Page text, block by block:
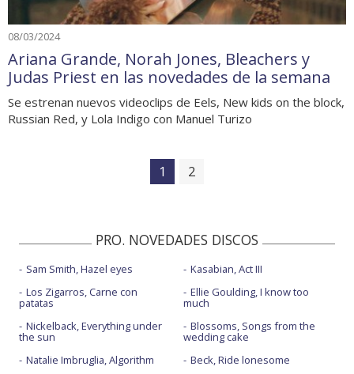
08/03/2024
Ariana Grande, Norah Jones, Bleachers y
Judas Priest en las novedades de la semana
Se estrenan nuevos videoclips de Eels, New kids on the block,
Russian Red, y Lola Indigo con Manuel Turizo
1 2
PRO. NOVEDADES DISCOS
Sam Smith, Hazel eyes
Los Zigarros, Carne con
patatas
Nickelback, Everything under
the sun
Natalie Imbruglia, Algorithm
Kasabian, Act III
Ellie Goulding, I know too
much
Blossoms, Songs from the
wedding cake
Beck, Ride lonesome